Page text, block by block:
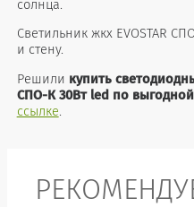
солнца.
Светильник жкх EVOSTAR
и стену.
Решили купить
СПО-К 30Вт led по
ссылке.